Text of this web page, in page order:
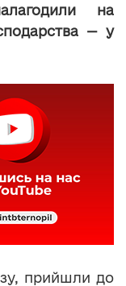
на
— у
прийшли до